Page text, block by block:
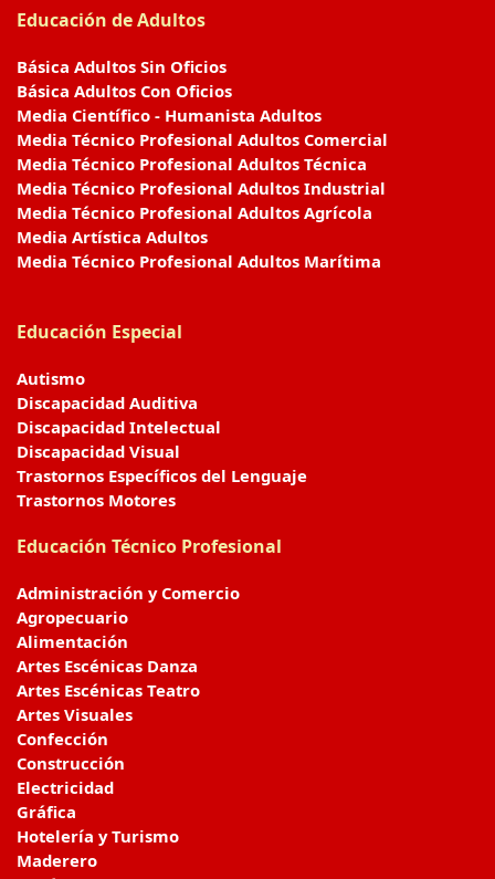
Educación de Adultos
Básica Adultos Sin Oficios
Básica Adultos Con Oficios
Media Científico - Humanista Adultos
Media Técnico Profesional Adultos Comercial
Media Técnico Profesional Adultos Técnica
Media Técnico Profesional Adultos Industrial
Media Técnico Profesional Adultos Agrícola
Media Artística Adultos
Media Técnico Profesional Adultos Marítima
Educación Especial
Autismo
Discapacidad Auditiva
Discapacidad Intelectual
Discapacidad Visual
Trastornos Específicos del Lenguaje
Trastornos Motores
Educación Técnico Profesional
Administración y Comercio
Agropecuario
Alimentación
Artes Escénicas Danza
Artes Escénicas Teatro
Artes Visuales
Confección
Construcción
Electricidad
Gráfica
Hotelería y Turismo
Maderero